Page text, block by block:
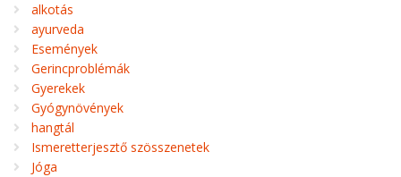
alkotás
ayurveda
Események
Gerincproblémák
Gyerekek
Gyógynövények
hangtál
Ismeretterjesztő szösszenetek
Jóga